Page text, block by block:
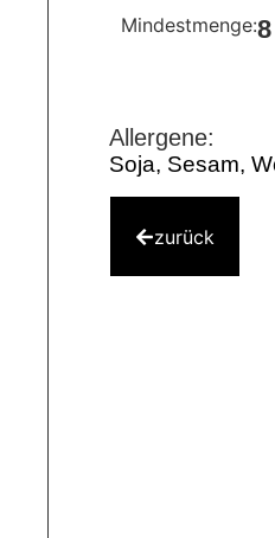
Mindestmenge:
Allergene:
Soja, Sesam,
zurück